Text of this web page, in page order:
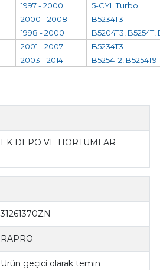
1997 - 2000
5-CYL Turbo
2000 - 2008
B5234T3
1998 - 2000
B5204T3, B5254T,
2001 - 2007
B5234T3
2003 - 2014 B5254T2, B5254T9
EK DEPO VE HORTUMLAR
31261370ZN
RAPRO
Ürün geçici olarak temin